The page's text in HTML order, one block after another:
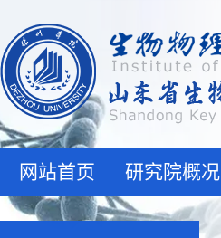
网站首页 研究院概况